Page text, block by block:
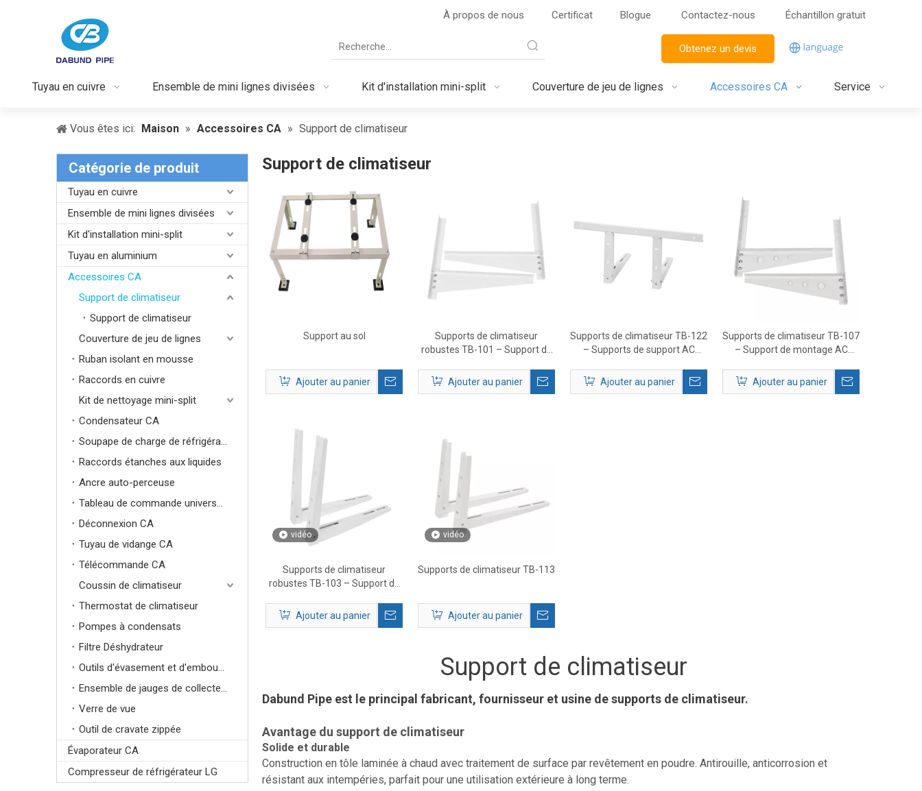
À propos de nous Certificat Blogue Contactez-nous Échantillon gratuit
Obtenez un devis
Tuyau en cuivre Ensemble de mini lignes divisées Kit d'installation mini-split Couverture de jeu de lignes Accessoires CA Service
Vous êtes ici: Maison » Accessoires CA » Support de climatiseur
Catégorie de produit
Tuyau en cuivre
Ensemble de mini lignes divisées
Kit d'installation mini-split
Tuyau en aluminium
Accessoires CA
Support de climatiseur
Support de climatiseur
Couverture de jeu de lignes
Ruban isolant en mousse
Raccords en cuivre
Kit de nettoyage mini-split
Condensateur CA
Soupape de charge de réfrigérant
Raccords étanches aux liquides
Ancre auto-perceuse
Tableau de commande universel pour climatiseur
Déconnexion CA
Tuyau de vidange CA
Télécommande CA
Coussin de climatiseur
Thermostat de climatiseur
Pompes à condensats
Filtre Déshydrateur
Outils d'évasement et d'emboutissage
Ensemble de jauges de collecteur
Verre de vue
Outil de cravate zippée
Évaporateur CA
Compresseur de réfrigérateur LG
Support de climatiseur
Support au sol
Ajouter au panier
Supports de climatiseur
robustes TB-101 – Support de
Ajouter au panier
Supports de climatiseur TB-122
– Supports de support AC
Ajouter au panier
Supports de climatiseur TB-107
– Support de montage AC
Ajouter au panier
vidéo
Supports de climatiseur
robustes TB-103 – Support de
Ajouter au panier
vidéo
Supports de climatiseur TB-113
Ajouter au panier
Support de climatiseur
Dabund Pipe est le principal fabricant, fournisseur et usine de supports de climatiseur.
Avantage du support de climatiseur
Solide et durable
Construction en tôle laminée à chaud avec traitement de surface par revêtement en poudre. Antirouille, anticorrosion et
résistant aux intempéries, parfait pour une utilisation extérieure à long terme.